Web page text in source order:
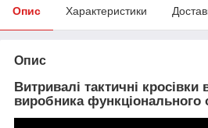
Опис Характеристики
Опис
Витривалі тактичні кросівки
виробника функціонального